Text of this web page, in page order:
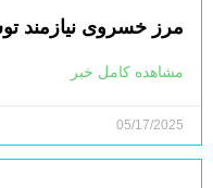
مرز خسروی نیازمند
مشاهده کامل خبر
05/17/2025